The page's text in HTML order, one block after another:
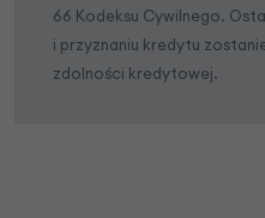
66 Kodeksu Cywilnego.
i przyznaniu kredytu
zdolności kredytowej.